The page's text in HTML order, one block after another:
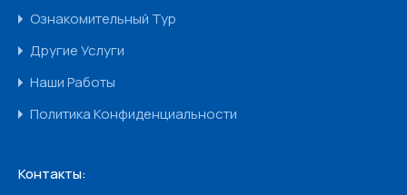
Ознакомительный Тур
Другие Услуги
Наши Работы
Политика Конфиденциальности
Контакты: